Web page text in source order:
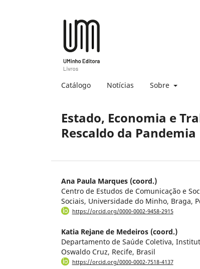
Catálogo Notícias Sobre
Estado, Economia e
Rescaldo da Pandemia
Ana Paula Marques (coord.)
Centro de Estudos de Comunicação e
Sociais, Universidade do Minho, Braga,
https://orcid.org/0000-0002-9458-2915
Katia Rejane de Medeiros (coord.)
Departamento de Saúde Coletiva,
Oswaldo Cruz, Recife, Brasil
https://orcid.org/0000-0002-7518-4137